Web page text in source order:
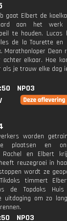
gaat Elbert de
aan het
te houden. Lucas
de la Tourette en
Marathonloper Dean
elkaar. Hoe
als je trouw elke dag
NPO3
worden
plaatsen en
Rachel en Elbert
reuzegroei in
wordt ze
timmert
de Topdoks
uitdaging om zo
NPO3